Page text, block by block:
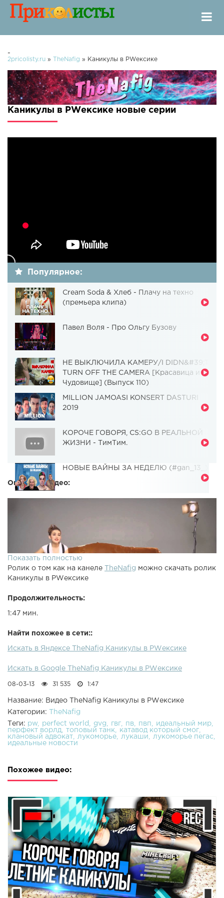
-
2pricolisty.ru » TheNafig » Каникулы в PWексике
Каникулы в PWексике новые серии
Популярное:
Cream Soda & Хлеб - Плачу на техно
(премьера клипа)
Павел Воля - Про Ольгу Бузову
НЕ ВЫКЛЮЧИЛА КАМЕРУ/I DIDN&#39;T
TURN OFF THE CAMERA [Красавица и
Чудовище] (Выпуск 110)
MILLION JAMOASI KONSERT DASTURI
2019
КОРОЧЕ ГОВОРЯ, CS:GO В РЕАЛЬНОЙ
ЖИЗНИ - ТимТим.
НОВЫЕ ВАЙНЫ ЗА НЕДЕЛЮ (#gan_13_)
Описание видео:
Показать полностью
Ролик о том как на канеле
TheNafig можно скачать ролик
Каникулы в PWексике
Продолжительность:
1:47 мин.
Найти похожее в сети::
Искать в Яндексе TheNafig Каникулы в PWексике
Искать в Google TheNafig Каникулы в PWексике
08-03-13 31 535 1:47
Название: Видео TheNafig Каникулы в PWексике
Категории:
TheNafig
Теги: pw perfect world gvg гвг пв пвп
идеальный мир
перфект ворлд
топовый танк
катавод который смог
клановый адвокат
лукоморье лукаши
лукоморье пегас
идеальные новости
Похожее видео: